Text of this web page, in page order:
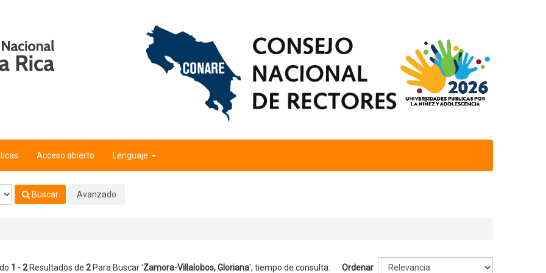
Acceso abierto Lenguaje
Buscar Avanzado
1 - 2Resultados de 2Para Buscar 'Zamora-Villalobos, Gloriana', tiempo de consulta:
Ordenar